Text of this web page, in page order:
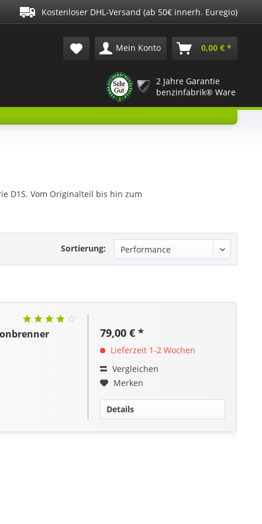
Kostenloser DHL-Versand (ab 50€ innerh. Euregio)
Mein Konto 0,00 € *
2 Jahre Garantie
benzinfabrik® Ware
D1S. Vom Originalteil bis hin zum
Sortierung:
79,00 € *
Lieferzeit 1-2 Wochen
Vergleichen
Merken
Details